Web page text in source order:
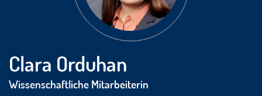
Clara Orduhan
Wissenschaftliche Mitarbeiterin